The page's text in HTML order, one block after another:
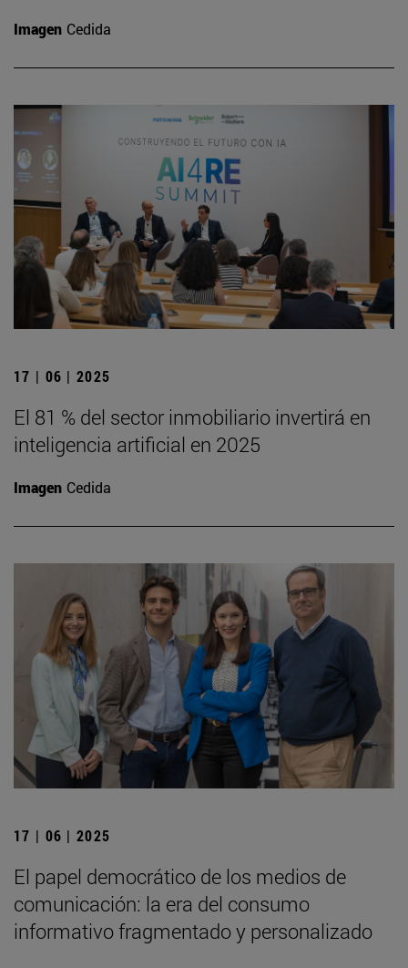
Imagen Cedida
17 | 06 | 2025
El 81 % del sector inmobiliario invertirá en
inteligencia artificial en 2025
Imagen Cedida
17 | 06 | 2025
El papel democrático de los medios de
comunicación: la era del consumo
informativo fragmentado y personalizado